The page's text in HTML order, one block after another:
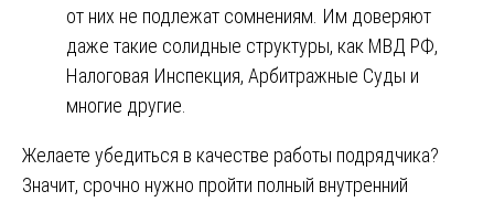
от них не подлежат сомнениям. Им доверяют
даже такие солидные структуры, как МВД РФ,
Налоговая Инспекция, Арбитражные Суды и
многие другие.
Желаете убедиться в качестве работы подрядчика?
Значит, срочно нужно пройти полный внутренний